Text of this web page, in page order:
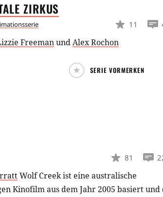
ZIRKUS
11
FreemanundAlex Rochon
SERIE VORMERKEN
81
Wolf Creek ist eine australische
Kinofilm aus dem Jahr 2005 basiert und